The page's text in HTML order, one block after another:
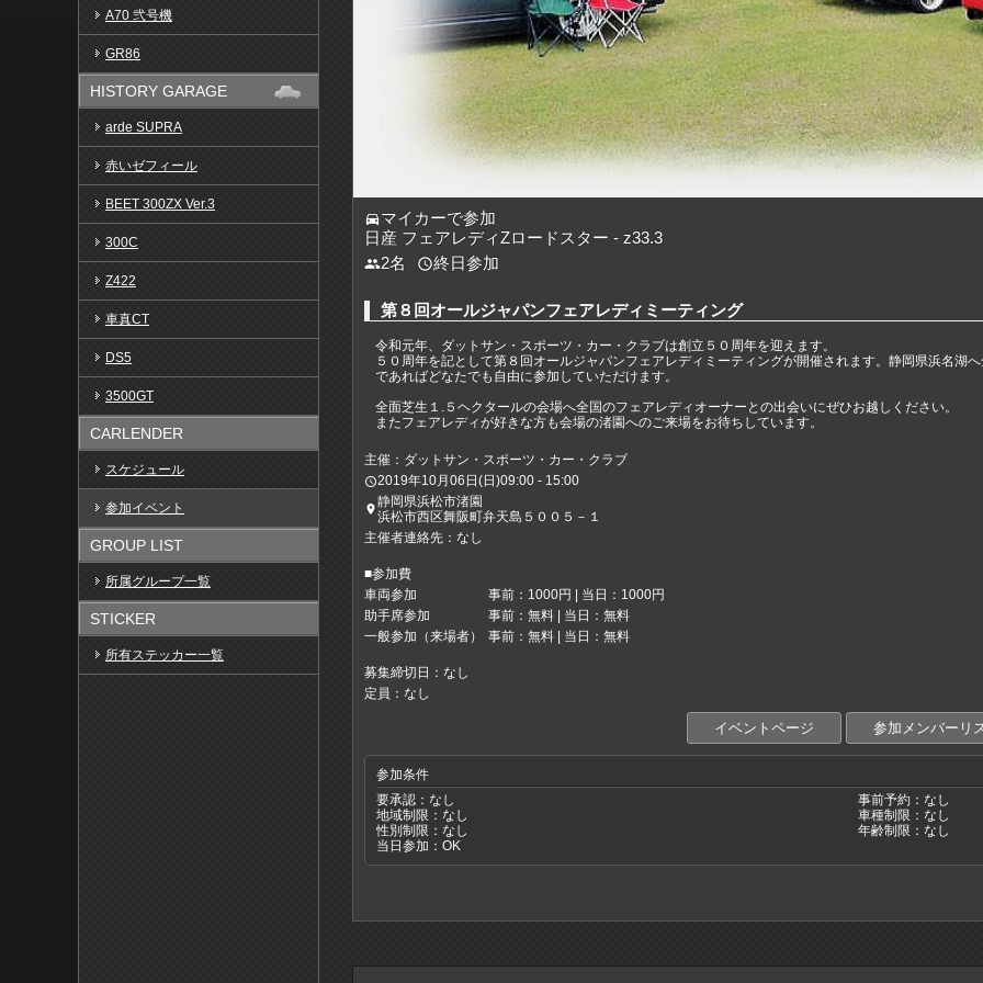
A70 弐号機
GR86
HISTORY GARAGE
arde SUPRA
赤いゼフィール
BEET 300ZX Ver.3
300C
Z422
車真CT
DS5
3500GT
CARLENDER
スケジュール
参加イベント
GROUP LIST
所属グループ一覧
STICKER
所有ステッカー一覧
directions_carマイカーで参加
日産 フェアレディZロードスター - z33.3
people2名 access_time終日参加
第８回オールジャパンフェアレディミーティング
令和元年、ダットサン・スポーツ・カー・クラブは創立５０周年を迎えます。
５０周年を記として第８回オールジャパンフェアレディミーティングが開催されます。静岡県浜名湖
であればどなたでも自由に参加していただけます。
全面芝生１.５ヘクタールの会場へ全国のフェアレディオーナーとの出会いにぜひお越しください。
またフェアレディが好きな方も会場の渚園へのご来場をお待ちしています。
主催：ダットサン・スポーツ・カー・クラブ
access_time2019年10月06日(日)09:00 - 15:00
place静岡県浜松市渚園
浜松市西区舞阪町弁天島５００５－１
主催者連絡先：なし
■参加費
車両参加
事前：1000円 | 当日：1000円
助手席参加
事前：無料 | 当日：無料
一般参加（来場者）
事前：無料 | 当日：無料
募集締切日：なし
定員：なし
イベントページ 参加メンバーリ
参加条件
要承認：なし
事前予約：なし
地域制限：なし
車種制限：なし
性別制限：なし
年齢制限：なし
当日参加：OK